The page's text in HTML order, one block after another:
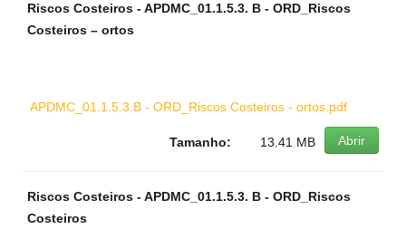
Riscos Costeiros - APDMC_01.1.5.3. B - ORD_Riscos
Costeiros – ortos
APDMC_01.1.5.3.B - ORD_Riscos Costeiros - ortos.pdf
Abrir
Tamanho: 13.41 MB
Riscos Costeiros - APDMC_01.1.5.3. B - ORD_Riscos
Costeiros